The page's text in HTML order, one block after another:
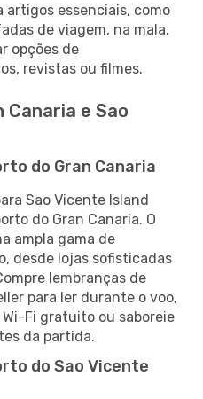
artigos essenciais, como
de viagem, na mala.
opções de
revistas ou filmes.
e Sao
do Gran Canaria
Sao Vicente Island
do Gran Canaria. O
ampla gama de
desde lojas sofisticadas
lembranças de
para ler durante o voo,
Fi gratuito ou saboreie
da partida.
do Sao Vicente